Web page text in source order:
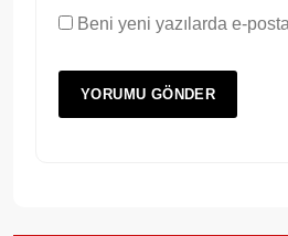
Beni yeni yazılarda e-